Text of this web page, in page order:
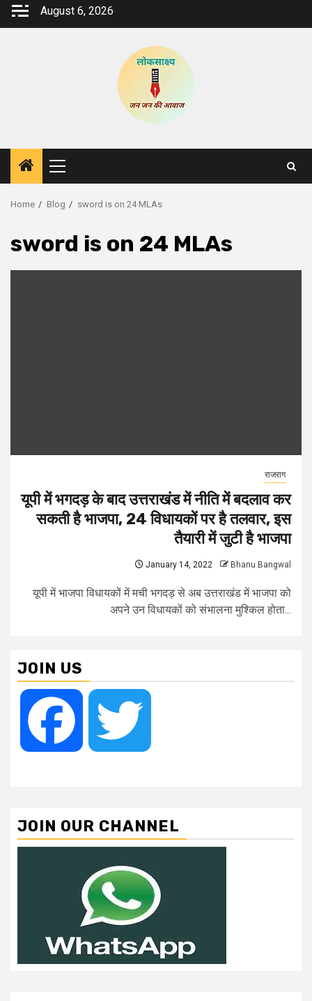
Skip
August 6, 2026
Primary
Menu
Home Blog sword is on 24 MLAs
sword is on 24 MLAs
राजराग
यूपी में भगदड़ के बाद उत्तराखंड में नीति में बदलाव कर
सकती है भाजपा, 24 विधायकों पर है तलवार, इस
तैयारी में जुटी है भाजपा
January 14, 2022 Bhanu Bangwal
यूपी में भाजपा विधायकों में मची भगदड़ से अब उत्तराखंड में भाजपा को
अपने उन विधायकों को संभालना मुश्किल होता...
JOIN US
Facebook
JOIN OUR CHANNEL